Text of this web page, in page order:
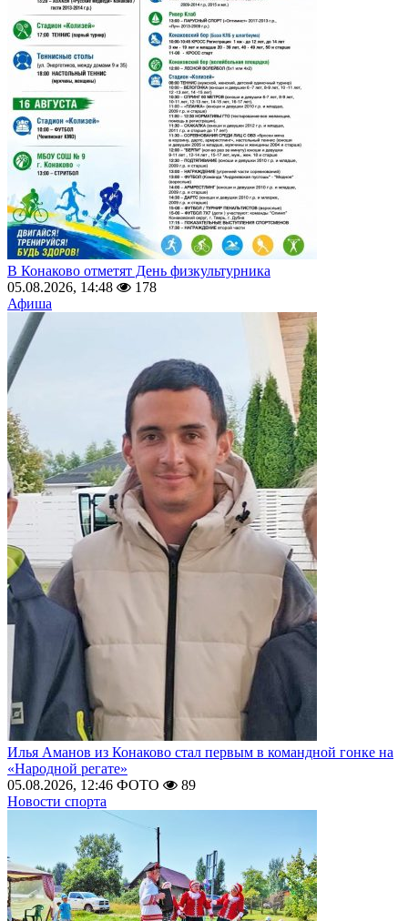
В Конаково отметят День физкультурника
05.08.2026, 14:48
178
Афиша
Илья Аманов из Конаково стал первым в командной гонке на
«Народной регате»
05.08.2026, 12:46 ФОТО
89
Новости спорта